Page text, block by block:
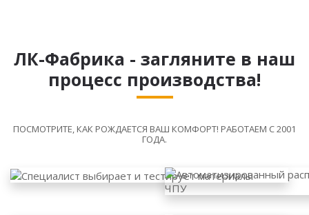
ЛК-Фабрика - загляните в наш
процесс производства!
ПОСМОТРИТЕ, КАК РОЖДАЕТСЯ ВАШ КОМФОРТ! РАБОТАЕМ С 2001
ГОДА.